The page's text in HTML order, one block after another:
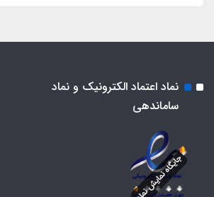
نماد اعتماد الکترونیک و نماد
ساماندهی